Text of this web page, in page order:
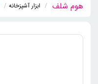
ابزار آشپزخانه